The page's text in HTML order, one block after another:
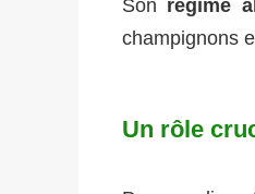
Son régime
champignons
Un rôle